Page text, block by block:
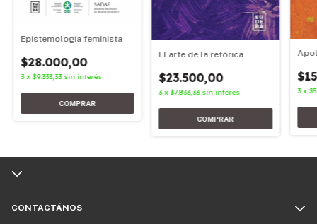
Epistemología feminista
$28.000,00
3 x $9.333,33 sin interés
El arte de la retórica
$23.500,00
3 x$7.833,33 sin interés 3 x
CONTACTÁNOS